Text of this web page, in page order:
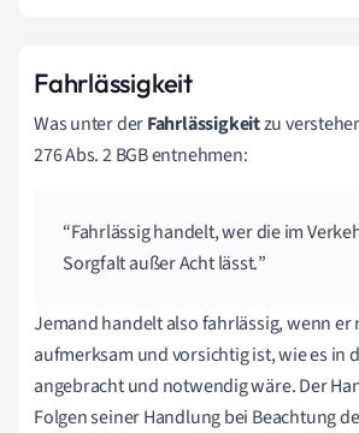
Fahrlässigkeit
Was unter derFahrlässigkeitzu
276 Abs. 2 BGB entnehmen:
Fahrlässig handelt, wer die im
Sorgfalt außer Acht lässt.
Jemand handelt also fahrlässig, wenn er
aufmerksam und vorsichtig ist, wie es in
angebracht und notwendig wäre. Der
Folgen seiner Handlung bei Beachtung